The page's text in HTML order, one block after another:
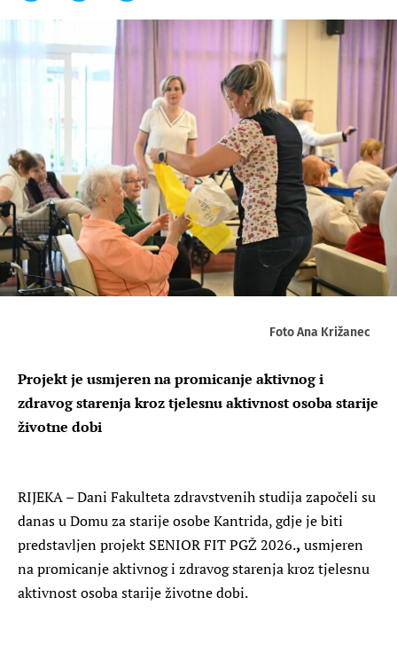
Foto Ana Križanec
Projekt je usmjeren na promicanje aktivnog i
zdravog starenja kroz tjelesnu aktivnost osoba starije
životne dobi
RIJEKA – Dani Fakulteta zdravstvenih studija započeli su
danas u Domu za starije osobe Kantrida, gdje je biti
predstavljen projekt SENIOR FIT PGŽ 2026., usmjeren
na promicanje aktivnog i zdravog starenja kroz tjelesnu
aktivnost osoba starije životne dobi.